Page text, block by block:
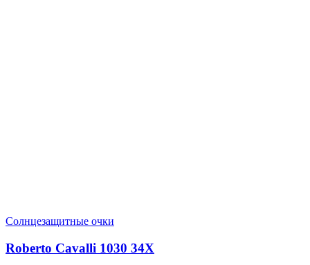
Солнцезащитные очки
Roberto Cavalli 1030 34X